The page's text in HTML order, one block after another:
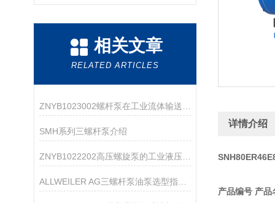
相关文章
RELATED ARTICLES
SMH系列三螺杆泵介绍
详情介绍
产品编号 产品